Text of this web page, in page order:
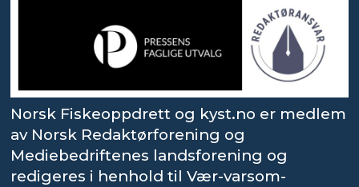
Norsk Fiskeoppdrett og kyst.no er medlem
av Norsk Redaktørforening og
Mediebedriftenes landsforening og
redigeres i henhold til Vær-varsom-